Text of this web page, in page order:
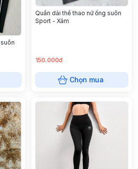
Quần dài thể thao nữ ống suôn
Sport - Xám
150.000đ
Chọn mua